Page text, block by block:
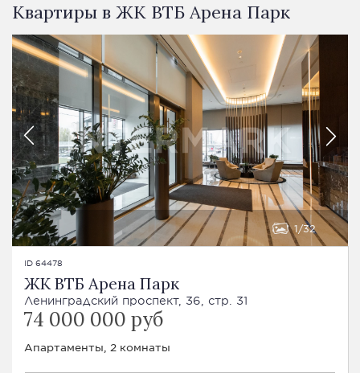
Квартиры в ЖК ВТБ Арена Парк
1 32
ID 64478
ЖК ВТБ Арена Парк
Ленинградский проспект, 36, стр. 31
74 000 000 руб
Апартаменты, 2 комнаты